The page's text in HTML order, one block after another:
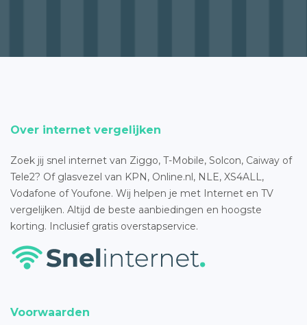
Over internet vergelijken
Zoek jij snel internet van Ziggo, T-Mobile, Solcon, Caiway of
Tele2? Of glasvezel van KPN, Online.nl, NLE, XS4ALL,
Vodafone of Youfone. Wij helpen je met Internet en TV
vergelijken. Altijd de beste aanbiedingen en hoogste
korting. Inclusief gratis overstapservice.
Voorwaarden